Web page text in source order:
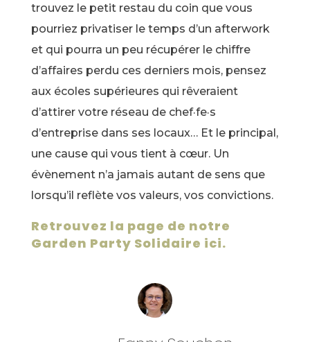
trouvez le petit restau du coin que vous
pourriez privatiser le temps d’un afterwork
et qui pourra un peu récupérer le chiffre
d’affaires perdu ces derniers mois, pensez
aux écoles supérieures qui rêveraient
d’attirer votre réseau de chef·fe·s
d’entreprise dans ses locaux… Et le principal,
une cause qui vous tient à cœur. Un
évènement n’a jamais autant de sens que
lorsqu’il reflète vos valeurs, vos convictions.
Retrouvez la page de notre
Garden Party Solidaire ici.